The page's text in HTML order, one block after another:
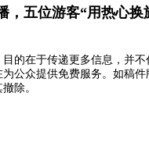
，五位游客“用热心
的在于传递更多信息，并
公众提供免费服务。如稿
除。